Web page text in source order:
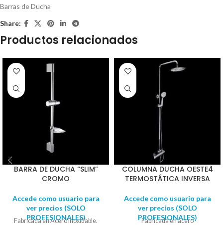
Barras de Ducha
Share:
Productos relacionados
BARRA DE DUCHA “SLIM”
CROMO
Accede como usuario para
ver precios (SOLO
PROFESIONALES)
Fabricada en Acero inoxidable.
COLUMNA DUCHA OESTE4
TERMOSTÁTICA INVERSA
Accede como usuario para
ver precios (SOLO
PROFESIONALES)
Fabricada en acero